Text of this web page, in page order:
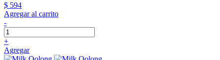
$ 594
Agregar al carrito
-
+
Agregar